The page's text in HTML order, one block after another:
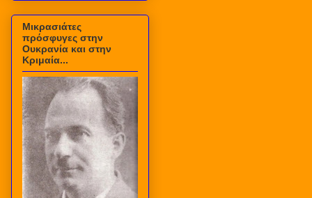
Μικρασιάτες
πρόσφυγες στην
Ουκρανία και στην
Κριμαία...